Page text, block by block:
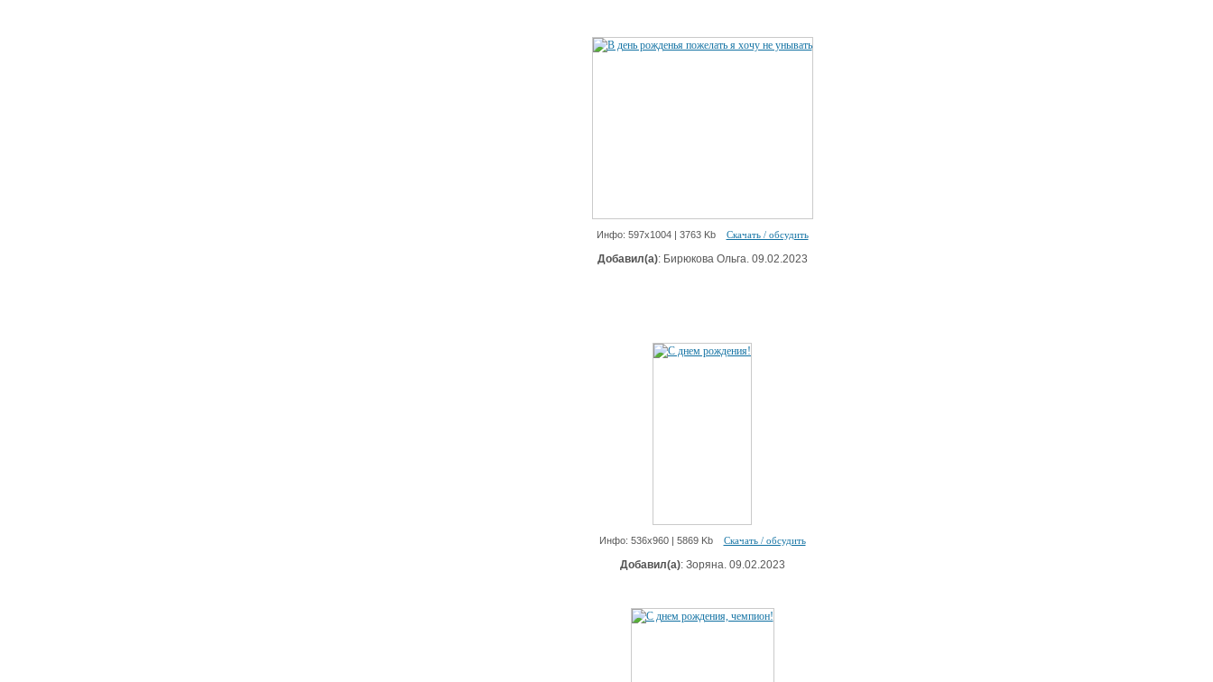
Инфо: 597х1004 | 3763 Kb Скачать / обсудить
Добавил(а): Бирюкова Ольга. 09.02.2023
Инфо: 536х960 | 5869 Kb Скачать / обсудить
Добавил(а): Зоряна. 09.02.2023